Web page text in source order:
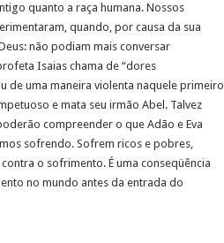
quanto a raça humana. Nossos
quando, por causa da sua
não podiam mais conversar
Isaias chama de “dores
de uma maneira violenta naquele primeiro
e mata seu irmão Abel. Talvez
compreender o que Adão e Eva
sofrendo. Sofrem ricos e pobres,
o sofrimento. É uma conseqüência
no mundo antes da entrada do